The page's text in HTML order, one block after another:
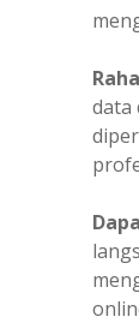
data